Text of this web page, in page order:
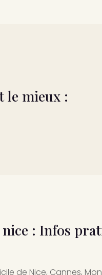
le mieux :
: Infos
de Nice, Cannes,